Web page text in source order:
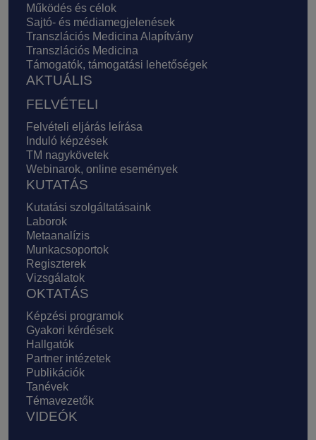
Működés és célok
Sajtó- és médiamegjelenések
Transzlációs Medicina Alapítvány
Transzlációs Medicina
Támogatók, támogatási lehetőségek
AKTUÁLIS
FELVÉTELI
Felvételi eljárás leírása
Induló képzések
TM nagykövetek
Webinarok, online események
KUTATÁS
Kutatási szolgáltatásaink
Laborok
Metaanalízis
Munkacsoportok
Regiszterek
Vizsgálatok
OKTATÁS
Képzési programok
Gyakori kérdések
Hallgatók
Partner intézetek
Publikációk
Tanévek
Témavezetők
VIDEÓK